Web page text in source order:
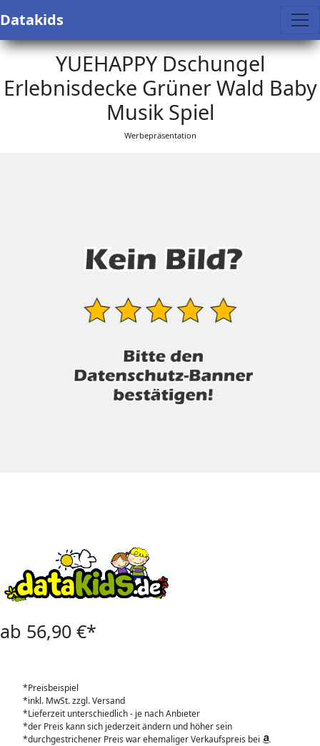
Datakids
YUEHAPPY Dschungel
Erlebnisdecke Grüner Wald Baby
Musik Spiel
Werbepräsentation
ab 56,90 €*
*Preisbeispiel
*inkl. MwSt. zzgl. Versand
*Lieferzeit unterschiedlich - je nach Anbieter
*der Preis kann sich jederzeit ändern und höher sein
*durchgestrichener Preis war ehemaliger Verkaufspreis bei